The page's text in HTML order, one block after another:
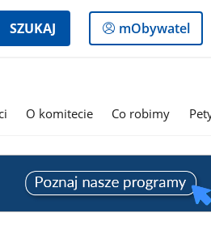
SZUKAJ
Logowanie
do
mObywatel
O komitecie Co robimy